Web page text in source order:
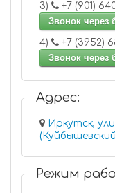
3)
+7
Звонок через
4)
Звонок через
Адрес:
Иркутск,
Режим